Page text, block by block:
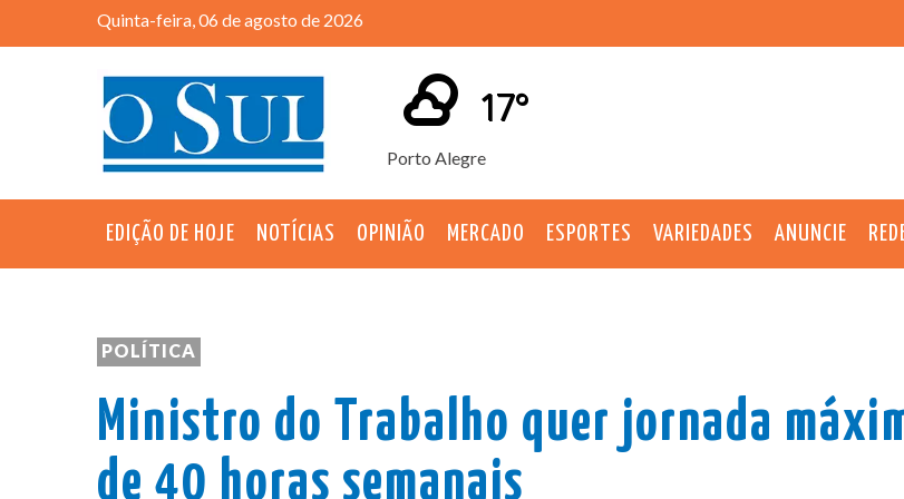
Quinta-feira, 06 de agosto de 2026
Porto Alegre
17°
EDIÇÃO DE HOJE NOTÍCIAS OPINIÃO MERCADO ESPORTES VARIEDADES ANUNCIE
POLÍTICA
Ministro do Trabalho quer jornada
de 40 horas semanais